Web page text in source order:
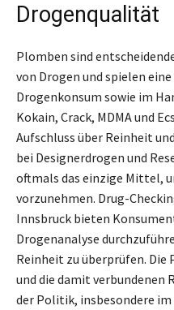
Drogenqualität
Plomben sind
von Drogen und spielen
Drogenkonsum sowie im
Kokain, Crack, MDMA und
Aufschluss über Reinheit
bei Designerdrogen und
oftmals das einzige Mittel,
vorzunehmen. Drug-
Innsbruck bieten
Drogenanalyse
Reinheit zu überprüfen. Die
und die damit
der Politik, insbesondere